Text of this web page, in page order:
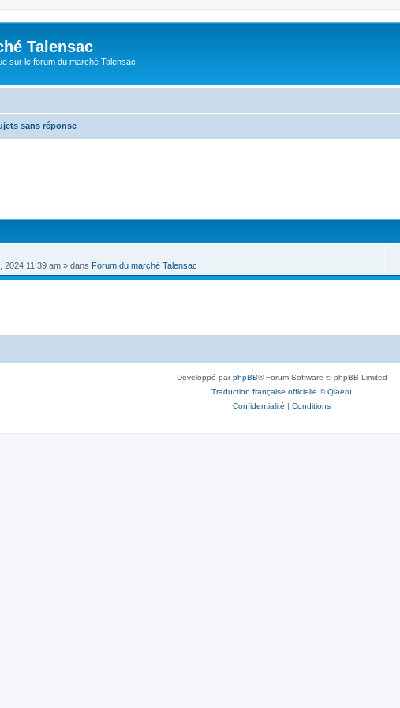
Talensac
sur le forum du marché Talensac
sans réponse
2024 11:39 am » dans Forum du marché Talensac
Développé parphpBB® Forum Software © phpBB Limited
Traduction française officielle ©Qiaeru
Confidentialité | Conditions